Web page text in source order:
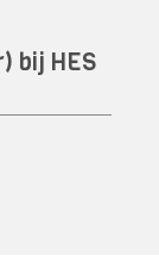
bij HES